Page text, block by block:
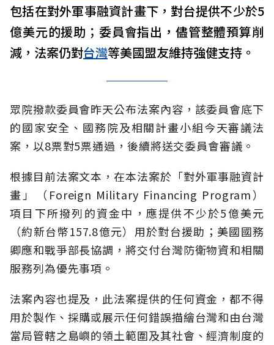
包括在對外軍事融資計畫下，對台提供不少於5
億美元的援助；委員會指出，儘管整體預算削
減，法案仍對台灣等美國盟友維持強健支持。
眾院撥款委員會昨天公布法案內容，該委員會底下
的國家安全、國務院及相關計畫小組今天審議法
案，以8票對5票通過，後續將送交委員會審議。
根據目前法案文本，在本法案於「對外軍事融資計
畫」（Foreign Military Financing Program）
項目下所撥列的資金中，應提供不少於5億美元
（約新台幣157.8億元）用於對台援助；美國國務
卿應和戰爭部長協調，將交付台灣防衛物資和相關
服務列為優先事項。
法案內容也提及，此法案提供的任何資金，都不得
用於製作、採購或展示任何錯誤描繪台灣和由台灣
當局管轄之島嶼的領土範圍及其社會、經濟制度的